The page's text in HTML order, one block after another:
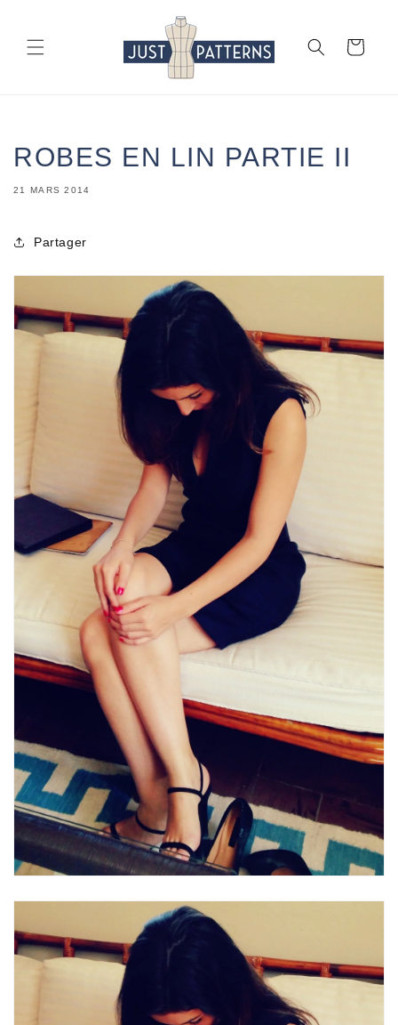
au
contenu
Panier
ROBES EN LIN PARTIE II
21 MARS 2014
Partager